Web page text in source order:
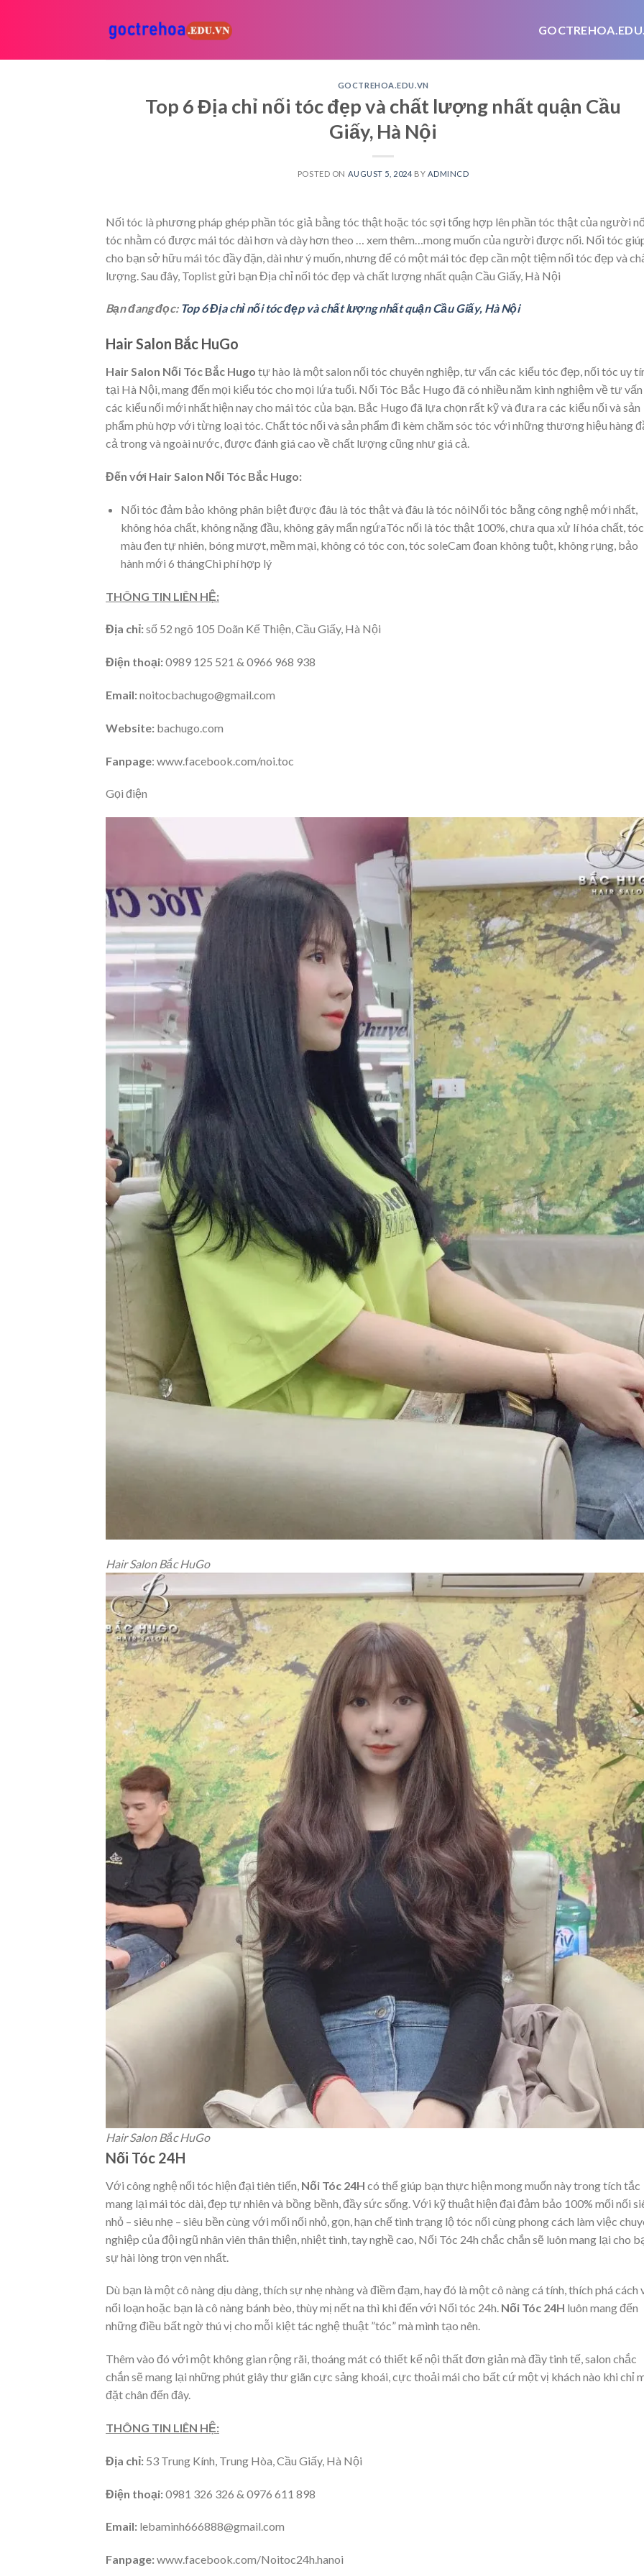
GOCTREHOA.EDU.VN
Top 6 Địa chỉ nối tóc đẹp và chất lượng nhất quận Cầu
Giấy, Hà Nội
POSTED ON AUGUST 5, 2024 BY ADMINCD
Nối tóc là phương pháp ghép phần tóc giả bằng tóc thật hoặc tóc sợi tổng hợp lên phần tóc thật của người
tóc nhằm có được mái tóc dài hơn và dày hơn theo
… xem thêm… mong muốn của người được nối. Nối tóc
cho bạn sở hữu mái tóc đầy đặn, dài như ý muốn, nhưng để có một mái tóc đẹp cần một tiệm nối tóc đẹp và
lượng. Sau đây, Toplist gửi bạn Địa chỉ nối tóc đẹp và chất lượng nhất quận Cầu Giấy, Hà Nội
Bạn đang đọc: Top 6 Địa chỉ nối tóc đẹp và chất lượng nhất quận Cầu Giấy, Hà Nội
Hair Salon Bắc HuGo
Hair Salon Nối Tóc Bắc Hugo tự hào là một salon nối tóc chuyên nghiệp, tư vấn các kiểu tóc đẹp, nối tóc uy
tại Hà Nội, mang đến mọi kiểu tóc cho mọi lứa tuổi. Nối Tóc Bắc Hugo đã có nhiều năm kinh nghiệm về tư vấn
các kiểu nối mới nhất hiện nay cho mái tóc của bạn. Bắc Hugo đã lựa chọn rất kỹ và đưa ra các kiểu nối và sản
phẩm phù hợp với từng loại tóc. Chất tóc nối và sản phẩm đi kèm chăm sóc tóc với những thương hiệu hàng
cả trong và ngoài nước, được đánh giá cao về chất lượng cũng như giá cả.
Đến với Hair Salon Nối Tóc Bắc Hugo:
Nối tóc đảm bảo không phân biệt được đâu là tóc thật và đâu là tóc nôiNối tóc bằng công nghệ mới nhất,
không hóa chất, không nặng đầu, không gây mẩn ngứaTóc nối là tóc thật 100%, chưa qua xử lí hóa chất,
màu đen tự nhiên, bóng mượt, mềm mại, không có tóc con, tóc soleCam đoan không tuột, không rụng, bảo
hành mới 6 thángChi phí hợp lý
THÔNG TIN LIÊN HỆ:
Địa chỉ:số 52 ngõ 105 Doãn Kế Thiện, Cầu Giấy, Hà Nội
Điện thoại:0989 125 521 & 0966 968 938
Email:noitocbachugo@gmail.com
Website: bachugo.com
Fanpage: www.facebook.com/noi.toc
Gọi điện
Hair Salon Bắc HuGo
Hair Salon Bắc HuGo
Nối Tóc 24H
Với công nghệ nối tóc hiện đại tiên tiến, Nối Tóc 24H có thể giúp bạn thực hiện mong muốn này trong tích tắc
mang lại mái tóc dài, đẹp tự nhiên và bồng bềnh, đầy sức sống. Với kỹ thuật hiện đại đảm bảo 100% mối nối
nhỏ – siêu nhẹ – siêu bền cùng với mối nối nhỏ, gọn, hạn chế tình trạng lộ tóc nối cùng phong cách làm việc
nghiệp của đội ngũ nhân viên thân thiện, nhiệt tình, tay nghề cao, Nối Tóc 24h chắc chắn sẽ luôn mang lại cho
sự hài lòng trọn vẹn nhất.
Dù bạn là một cô nàng dịu dàng, thích sự nhẹ nhàng và điềm đạm, hay đó là một cô nàng cá tính, thích phá cách
nổi loạn hoặc bạn là cô nàng bánh bèo, thùy mị nết na thì khi đến với Nối tóc 24h. Nối Tóc 24H luôn mang đến
những điều bất ngờ thú vị cho mỗi kiệt tác nghệ thuật ”tóc” mà mình tạo nên.
Thêm vào đó với một không gian rộng rãi, thoáng mát có thiết kế nội thất đơn giản mà đầy tinh tế, salon chắc
chắn sẽ mang lại những phút giây thư giãn cực sảng khoái, cực thoải mái cho bất cứ một vị khách nào khi chỉ
đặt chân đến đây.
THÔNG TIN LIÊN HỆ:
Địa chỉ: 53 Trung Kính, Trung Hòa, Cầu Giấy, Hà Nội
Điện thoại:0981 326 326 & 0976 611 898
Email: lebaminh666888@gmail.com
Fanpage:www.facebook.com/Noitoc24h.hanoi